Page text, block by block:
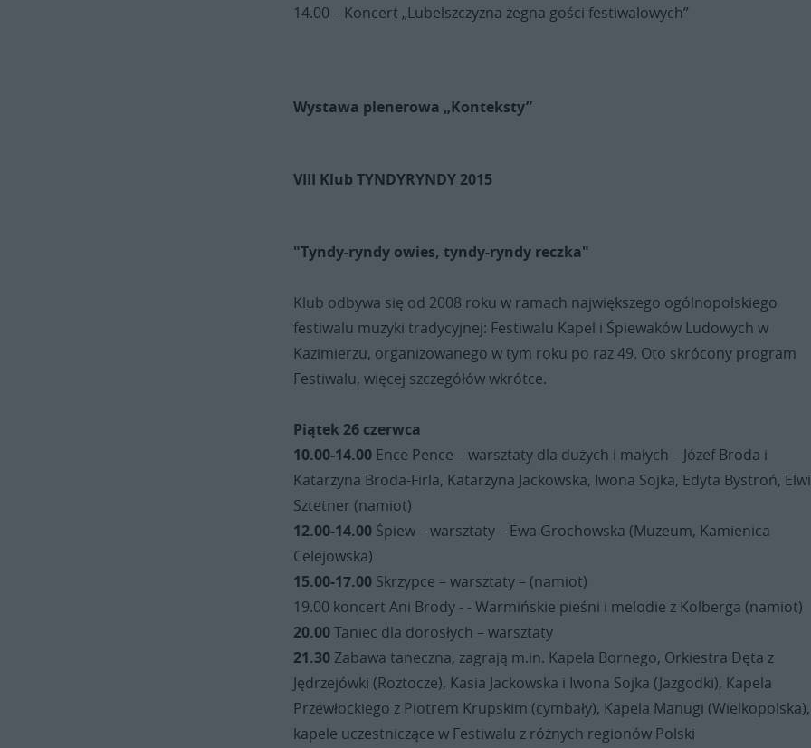
14.00 – Koncert „Lubelszczyzna żegna gości festiwalowych”
Wystawa plenerowa „Konteksty”
VIII Klub TYNDYRYNDY 2015
"Tyndy-ryndy owies, tyndy-ryndy reczka"
Klub odbywa się od 2008 roku w ramach największego ogólnopolskiego
festiwalu muzyki tradycyjnej: Festiwalu Kapel i Śpiewaków Ludowych w
Kazimierzu, organizowanego w tym roku po raz 49. Oto skrócony program
Festiwalu, więcej szczegółów wkrótce.
Piątek 26 czerwca
10.00-14.00 Ence Pence – warsztaty dla dużych i małych – Józef Broda i
Katarzyna Broda-Firla, Katarzyna Jackowska, Iwona Sojka, Edyta Bystroń,
Sztetner (namiot)
12.00-14.00 Śpiew – warsztaty – Ewa Grochowska (Muzeum, Kamienica
Celejowska)
15.00-17.00 Skrzypce – warsztaty – (namiot)
19.00 koncert Ani Brody - - Warmińskie pieśni i melodie z Kolberga (namiot)
20.00Taniec dla dorosłych – warsztaty
21.30 Zabawa taneczna, zagrają m.in. Kapela Bornego, Orkiestra Dęta z
Jędrzejówki (Roztocze), Kasia Jackowska i Iwona Sojka (Jazgodki), Kapela
Przewłockiego z Piotrem Krupskim (cymbały), Kapela Manugi (Wielkopolska),
kapele uczestniczące w Festiwalu z różnych regionów Polski